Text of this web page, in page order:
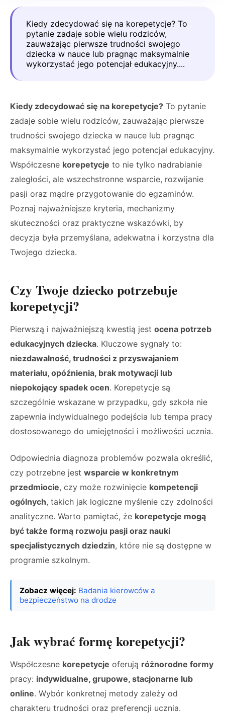
Kiedy zdecydować się na korepetycje? To
pytanie zadaje sobie wielu rodziców,
zauważając pierwsze trudności swojego
dziecka w nauce lub pragnąc maksymalnie
wykorzystać jego potencjał edukacyjny....
Kiedy zdecydować się na korepetycje? To pytanie
zadaje sobie wielu rodziców, zauważając pierwsze
trudności swojego dziecka w nauce lub pragnąc
maksymalnie wykorzystać jego potencjał edukacyjny.
Współczesne korepetycje to nie tylko nadrabianie
zaległości, ale wszechstronne wsparcie, rozwijanie
pasji oraz mądre przygotowanie do egzaminów.
Poznaj najważniejsze kryteria, mechanizmy
skuteczności oraz praktyczne wskazówki, by
decyzja była przemyślana, adekwatna i korzystna dla
Twojego dziecka.
Czy Twoje dziecko potrzebuje
korepetycji?
Pierwszą i najważniejszą kwestią jest ocena potrzeb
edukacyjnych dziecka. Kluczowe sygnały to:
niezdawalność, trudności z przyswajaniem
materiału, opóźnienia, brak motywacji lub
niepokojący spadek ocen. Korepetycje są
szczególnie wskazane w przypadku, gdy szkoła nie
zapewnia indywidualnego podejścia lub tempa pracy
dostosowanego do umiejętności i możliwości ucznia.
Odpowiednia diagnoza problemów pozwala określić,
czy potrzebne jest wsparcie w konkretnym
przedmiocie, czy może rozwinięcie kompetencji
ogólnych, takich jak logiczne myślenie czy zdolności
analityczne. Warto pamiętać, że korepetycje mogą
być także formą rozwoju pasji oraz nauki
specjalistycznych dziedzin, które nie są dostępne w
programie szkolnym.
Zobacz więcej: Badania kierowców a
bezpieczeństwo na drodze
Jak wybrać formę korepetycji?
Współczesne korepetycje oferują różnorodne formy
pracy: indywidualne, grupowe, stacjonarne lub
online. Wybór konkretnej metody zależy od
charakteru trudności oraz preferencji ucznia.